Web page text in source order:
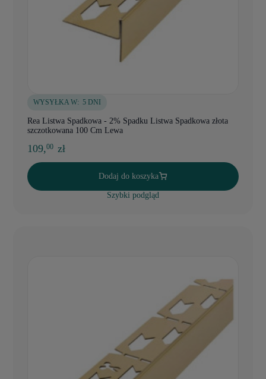
WYSYŁKA W: 5 DNI
Rea Listwa Spadkowa - 2% Spadku Listwa Spadkowa złota
szczotkowana 100 Cm Lewa
109,00 zł
Dodaj do koszyka
Szybki podgląd